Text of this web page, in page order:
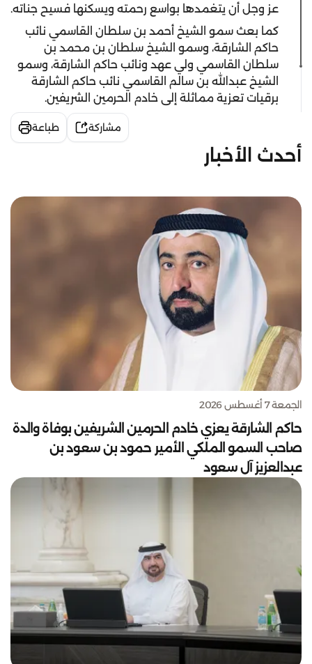
عز وجل أن يتغمدها بواسع رحمته ويسكنها فسيح جناته.
كما بعث سمو الشيخ أحمد بن سلطان القاسمي نائب
حاكم الشارقة، وسمو الشيخ سلطان بن محمد بن
سلطان القاسمي ولي عهد ونائب حاكم الشارقة، وسمو
الشيخ عبدالله بن سالم القاسمي نائب حاكم الشارقة
برقيات تعزية مماثلة إلى خادم الحرمين الشريفين.
مشاركة طباعة
أحدث الأخبار
الجمعة 7 أغسطس 2026
حاكم الشارقة يعزي خادم الحرمين الشريفين بوفاة والدة
صاحب السمو الملكي الأمير حمود بن سعود بن
عبدالعزيز آل سعود